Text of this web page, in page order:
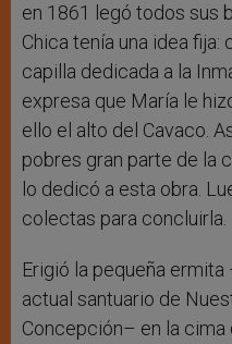
en 1861 legó todos sus
Chica tenía una idea fija:
capilla dedicada a la
expresa que María le
ello el alto del Cavaco.
pobres gran parte de la
lo dedicó a esta obra.
colectas para concluirla.
Erigió la pequeña
actual santuario de
Concepción– en la cima